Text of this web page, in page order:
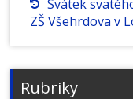
Svátek
ZŠ Všehrdova v
Rubriky